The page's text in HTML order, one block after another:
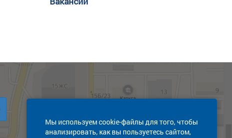
Мы используем cookie-файлы для того, чтобы
анализировать, как вы пользуетесь сайтом,